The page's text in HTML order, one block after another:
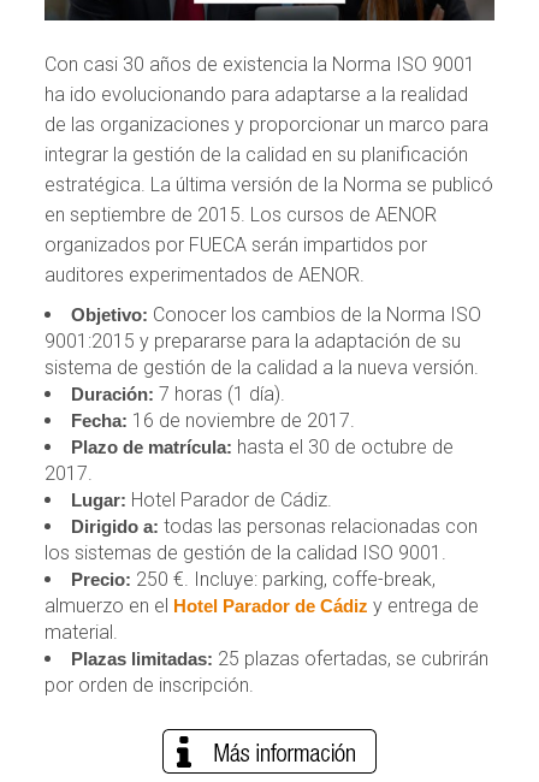
Con casi 30 años de existencia la Norma ISO 9001
ha ido evolucionando para adaptarse a la realidad
de las organizaciones y proporcionar un marco para
integrar la gestión de la calidad en su planificación
estratégica. La última versión de la Norma se publicó
en septiembre de 2015. Los cursos de AENOR
organizados por FUECA serán impartidos por
auditores experimentados de AENOR.
Objetivo: Conocer los cambios de la Norma ISO
9001:2015 y prepararse para la adaptación de su
sistema de gestión de la calidad a la nueva versión.
Duración: 7 horas (1 día).
Fecha: 16 de noviembre de 2017.
Plazo de matrícula: hasta el 30 de octubre de
2017.
Lugar: Hotel Parador de Cádiz.
Dirigido a: todas las personas relacionadas con
los sistemas de gestión de la calidad ISO 9001.
Precio: 250 €. Incluye: parking, coffe-break,
almuerzo en el Hotel Parador de Cádiz y entrega de
material.
Plazas limitadas: 25 plazas ofertadas, se cubrirán
por orden de inscripción.